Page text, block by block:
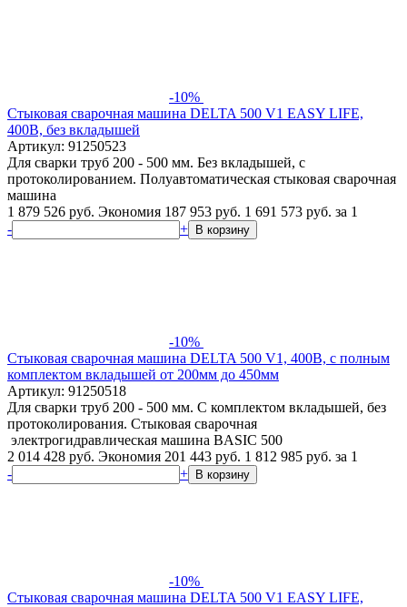
-10%
Стыковая сварочная машина DELTA 500 V1 EASY LIFE,
400В, без вкладышей
Артикул: 91250523
Для сварки труб 200 - 500 мм. Без вкладышей, с
протоколированием. Полуавтоматическая стыковая сварочная
машина
1 879 526 руб. Экономия 187 953 руб. 1 691 573 руб. за 1
-
+ В корзину
-10%
Стыковая сварочная машина DELTA 500 V1, 400В, с полным
комплектом вкладышей от 200мм до 450мм
Артикул: 91250518
Для сварки труб 200 - 500 мм. С комплектом вкладышей, без
протоколирования. Стыковая сварочная
электрогидравлическая машина BASIC 500
2 014 428 руб. Экономия 201 443 руб. 1 812 985 руб. за 1
-
+ В корзину
-10%
Стыковая сварочная машина DELTA 500 V1 EASY LIFE,